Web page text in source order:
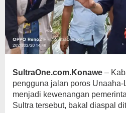
SultraOne.com.Konawe –
pengguna jalan poros Unaaha-
menjadi kewenangan
Sultra tersebut, bakal diaspal